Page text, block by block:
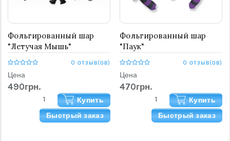
Фольгированный шар
"Летучая Мышь"
0 отзыв(ов)
Цена
490грн.
Купить
Быстрый заказ
Фольгированный шар
"Паук"
0 отзыв(ов)
Цена
470грн.
Купить
Быстрый заказ